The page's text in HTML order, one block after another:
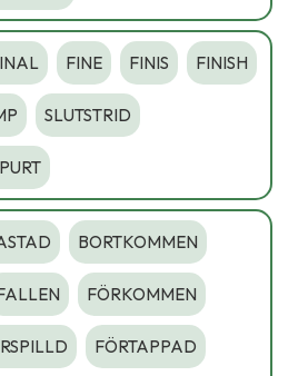
FINE FINIS FINISH
SLUTSTRID
BORTKOMMEN
FÖRKOMMEN
FÖRTAPPAD